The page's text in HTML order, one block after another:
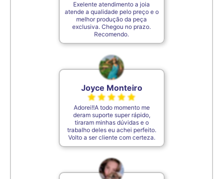
Exelente atendimento a joia
atende a qualidade pelo preço e o
melhor produção da peça
exclusiva. Chegou no prazo.
Recomendo.
Joyce Monteiro
Adorei!!A todo momento me
deram suporte super rápido,
tiraram minhas dúvidas e o
trabalho deles eu achei perfeito.
Volto a ser cliente com certeza.